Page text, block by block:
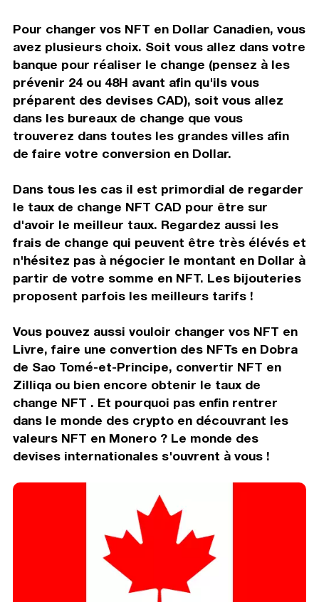
Pour changer vos NFT en Dollar Canadien, vous
avez plusieurs choix. Soit vous allez dans votre
banque pour réaliser le change (pensez à les
prévenir 24 ou 48H avant afin qu'ils vous
préparent des devises CAD), soit vous allez
dans les bureaux de change que vous
trouverez dans toutes les grandes villes afin
de faire votre conversion en Dollar.
Dans tous les cas il est primordial de regarder
le taux de change NFT CAD pour être sur
d'avoir le meilleur taux. Regardez aussi les
frais de change qui peuvent être très élévés et
n'hésitez pas à négocier le montant en Dollar à
partir de votre somme en NFT. Les bijouteries
proposent parfois les meilleurs tarifs !
Vous pouvez aussi vouloir changer vos NFT en
Livre, faire une convertion des NFTs en Dobra
de Sao Tomé-et-Principe, convertir NFT en
Zilliqa ou bien encore obtenir le taux de
change NFT . Et pourquoi pas enfin rentrer
dans le monde des crypto en découvrant les
valeurs NFT en Monero ? Le monde des
devises internationales s'ouvrent à vous !